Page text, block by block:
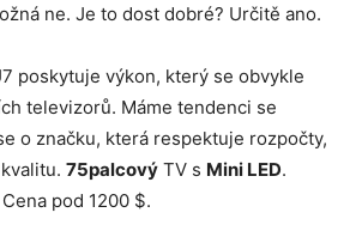
ne. Je to dost dobré? Určitě ano.
poskytuje výkon, který se obvykle
televizorů. Máme tendenci se
o značku, která respektuje rozpočty,
75palcový TV s Mini LED.
pod 1200 $.